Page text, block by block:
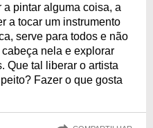
a pintar alguma coisa, a
a tocar um instrumento
serve para todos e não
nela e explorar
Que tal liberar o artista
Fazer o que gosta